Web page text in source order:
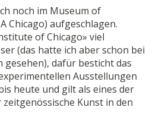
noch im Museum of
Chicago) aufgeschlagen.
of Chicago» viel
(das hatte ich aber schon bei
gesehen), dafür besticht das
Ausstellungen
heute und gilt als eines der
Kunst in den